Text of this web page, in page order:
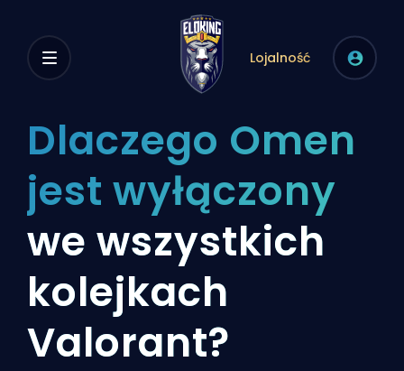
Lojalność
Dlaczego Omen
jest wyłączony
we wszystkich
kolejkach
Valorant?